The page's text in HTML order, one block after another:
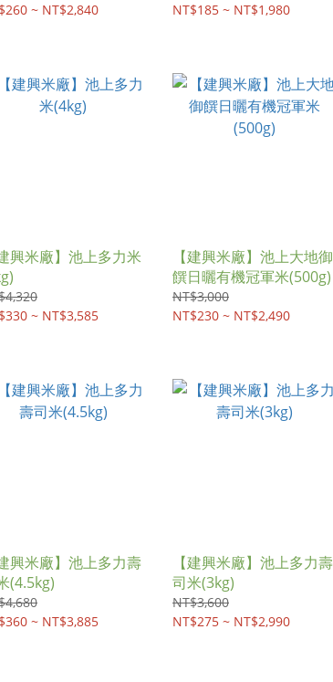
~ NT$2,840
NT$185 ~ NT$1,980
建興米廠】池上多力米
~ NT$3,585
【建興米廠】池上大地御
饌日曬有機冠軍米(500g)
NT$3,000
NT$230 ~ NT$2,490
建興米廠】池上多力壽
(4.5kg)
~ NT$3,885
【建興米廠】池上多力壽
司米(3kg)
NT$3,600
NT$275 ~ NT$2,990